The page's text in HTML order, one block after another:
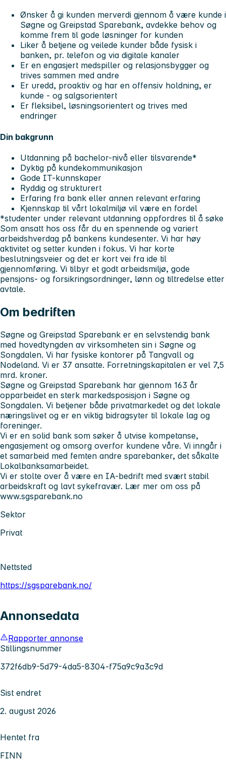
Ønsker å gi kunden merverdi gjennom å være kunde i
Søgne og Greipstad Sparebank, avdekke behov og
komme frem til gode løsninger for kunden
Liker å betjene og veilede kunder både fysisk i
banken, pr. telefon og via digitale kanaler
Er en engasjert medspiller og relasjonsbygger og
trives sammen med andre
Er uredd, proaktiv og har en offensiv holdning, er
kunde - og salgsorientert
Er fleksibel, løsningsorientert og trives med
endringer
Din bakgrunn
Utdanning på bachelor-nivå eller tilsvarende*
Dyktig på kundekommunikasjon
Gode IT-kunnskaper
Ryddig og strukturert
Erfaring fra bank eller annen relevant erfaring
Kjennskap til vårt lokalmiljø vil være en fordel
*studenter under relevant utdanning oppfordres til å søke
Som ansatt hos oss får du en spennende og variert
arbeidshverdag på bankens kundesenter. Vi har høy
aktivitet og setter kunden i fokus. Vi har korte
beslutningsveier og det er kort vei fra ide til
gjennomføring. Vi tilbyr et godt arbeidsmiljø, gode
pensjons- og forsikringsordninger, lønn og tiltredelse etter
avtale.
Om bedriften
Søgne og Greipstad Sparebank er en selvstendig bank
med hovedtyngden av virksomheten sin i Søgne og
Songdalen. Vi har fysiske kontorer på Tangvall og
Nodeland. Vi er 37 ansatte. Forretningskapitalen er vel 7,5
mrd. kroner.
Søgne og Greipstad Sparebank har gjennom 163 år
opparbeidet en sterk markedsposisjon i Søgne og
Songdalen. Vi betjener både privatmarkedet og det lokale
næringslivet og er en viktig bidragsyter til lokale lag og
foreninger.
Vi er en solid bank som søker å utvise kompetanse,
engasjement og omsorg overfor kundene våre. Vi inngår i
et samarbeid med femten andre sparebanker, det såkalte
Lokalbanksamarbeidet.
Vi er stolte over å være en IA-bedrift med svært stabil
arbeidskraft og lavt sykefravær. Lær mer om oss på
www.sgsparebank.no
Sektor
Privat
Nettsted
https://sgsparebank.no/
Annonsedata
Rapporter annonse
Stillingsnummer
372f6db9-5d79-4da5-8304-f75a9c9a3c9d
Sist endret
2. august 2026
Hentet fra
FINN